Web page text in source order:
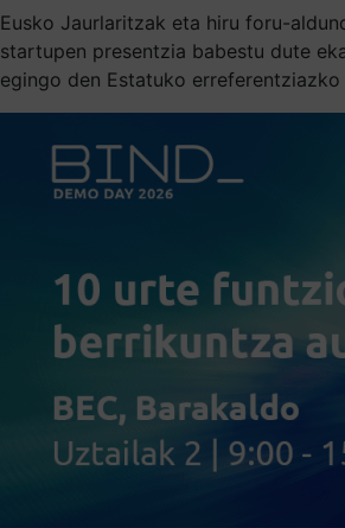
Eusko Jaurlaritzak eta hiru foru-
startupen presentzia babestu dute
egingo den Estatuko